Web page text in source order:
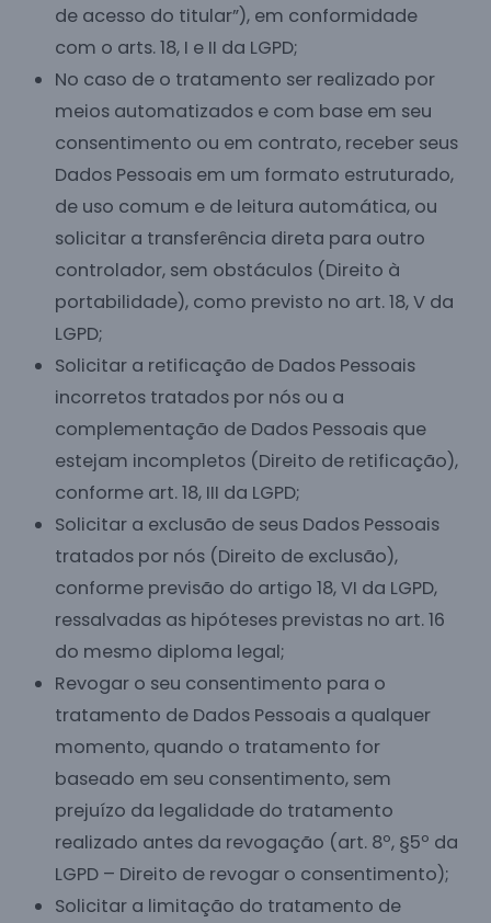
de acesso do titular”), em conformidade
com o arts. 18, I e II da LGPD;
No caso de o tratamento ser realizado por
meios automatizados e com base em seu
consentimento ou em contrato, receber seus
Dados Pessoais em um formato estruturado,
de uso comum e de leitura automática, ou
solicitar a transferência direta para outro
controlador, sem obstáculos (Direito à
portabilidade), como previsto no art. 18, V da
LGPD;
Solicitar a retificação de Dados Pessoais
incorretos tratados por nós ou a
complementação de Dados Pessoais que
estejam incompletos (Direito de retificação),
conforme art. 18, III da LGPD;
Solicitar a exclusão de seus Dados Pessoais
tratados por nós (Direito de exclusão),
conforme previsão do artigo 18, VI da LGPD,
ressalvadas as hipóteses previstas no art. 16
do mesmo diploma legal;
Revogar o seu consentimento para o
tratamento de Dados Pessoais a qualquer
momento, quando o tratamento for
baseado em seu consentimento, sem
prejuízo da legalidade do tratamento
realizado antes da revogação (art. 8º, §5º da
LGPD – Direito de revogar o consentimento);
Solicitar a limitação do tratamento de